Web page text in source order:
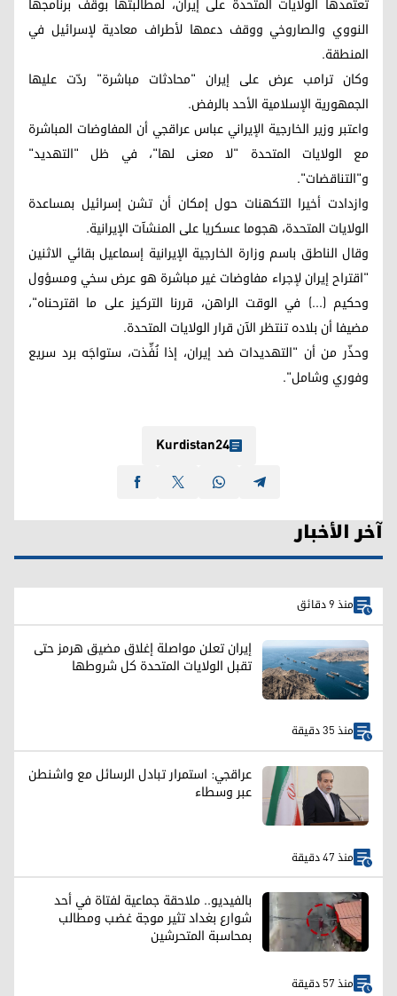
النووي والصاروخي ووقف دعمها لأطراف معادية لإسرائيل في
المنطقة.
وكان ترامب عرض على إيران "محادثات مباشرة" ردّت عليها
الجمهورية الإسلامية الأحد بالرفض.
واعتبر وزير الخارجية الإيراني عباس عراقجي أن المفاوضات المباشرة
مع الولايات المتحدة "لا معنى لها"، في ظل "التهديد"
و"التناقضات".
وازدادت أخيرا التكهنات حول إمكان أن تشن إسرائيل بمساعدة
الولايات المتحدة، هجوما عسكريا على المنشآت الإيرانية.
وقال الناطق باسم وزارة الخارجية الإيرانية إسماعيل بقائي الاثنين
"اقتراح إيران لإجراء مفاوضات غير مباشرة هو عرض سخي ومسؤول
وحكيم (...) في الوقت الراهن، قررنا التركيز على ما اقترحناه"،
مضيفا أن بلاده تنتظر الآن قرار الولايات المتحدة.
وحذّر من أن "التهديدات ضد إيران، إذا نُفِّذت، ستواجَه برد سريع
وفوري وشامل".
Kurdistan24
آخر الأخبار
منذ 9 دقائق
إيران تعلن مواصلة إغلاق مضيق هرمز حتى
تقبل الولايات المتحدة كل شروطها
منذ 35 دقيقة
عراقجي: استمرار تبادل الرسائل مع واشنطن
عبر وسطاء
منذ 47 دقيقة
بالفيديو.. ملاحقة جماعية لفتاة في أحد
شوارع بغداد تثير موجة غضب ومطالب
بمحاسبة المتحرشين
منذ 57 دقيقة